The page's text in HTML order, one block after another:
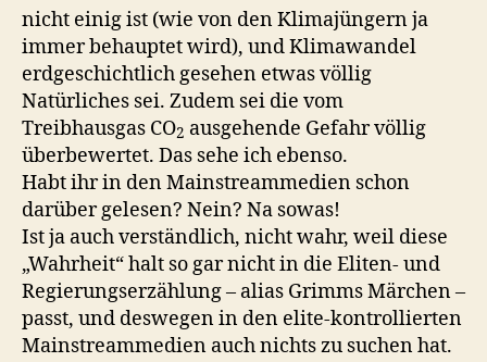
nicht einig ist (wie von den Klimajüngern ja
immer behauptet wird), und Klimawandel
erdgeschichtlich gesehen etwas völlig
Natürliches sei. Zudem sei die vom
Treibhausgas CO2 ausgehende Gefahr völlig
überbewertet. Das sehe ich ebenso.
Habt ihr in den Mainstreammedien schon
darüber gelesen? Nein? Na sowas!
Ist ja auch verständlich, nicht wahr, weil diese
„Wahrheit“ halt so gar nicht in die Eliten- und
Regierungserzählung – alias Grimms Märchen –
passt, und deswegen in den elite-kontrollierten
Mainstreammedien auch nichts zu suchen hat.